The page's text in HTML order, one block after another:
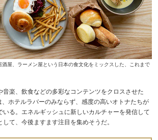
屋、ラーメン屋という日本の食文化をミックスした、これまで
楽、飲食などの多彩なコンテンツをクロスさせた
、ホテルラバーのみならず、感度の高いオトナたちが
いる。エネルギッシュに新しいカルチャーを発信して
て、今後ますます注目を集めそうだ。